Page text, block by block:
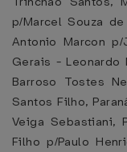
p/Marcel Souza
Antonio Marcon
Gerais - Leonardo
Barroso Tostes
Santos Filho,
Veiga Sebastiani,
Filho p/Paulo